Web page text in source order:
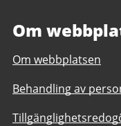
Om
Om webbplatsen
Behandling av